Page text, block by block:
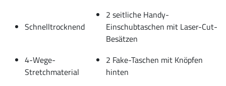
Schnelltrocknend
2 seitliche Handy-
Einschubtaschen mit Laser-Cut-
Besätzen
4-Wege-
Stretchmaterial
2 Fake-Taschen mit Knöpfen
hinten